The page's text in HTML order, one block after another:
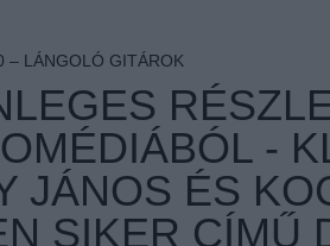
– LÁNGOLÓ GITÁROK
-
JÁNOS ÉS
SIKER CÍMŰ